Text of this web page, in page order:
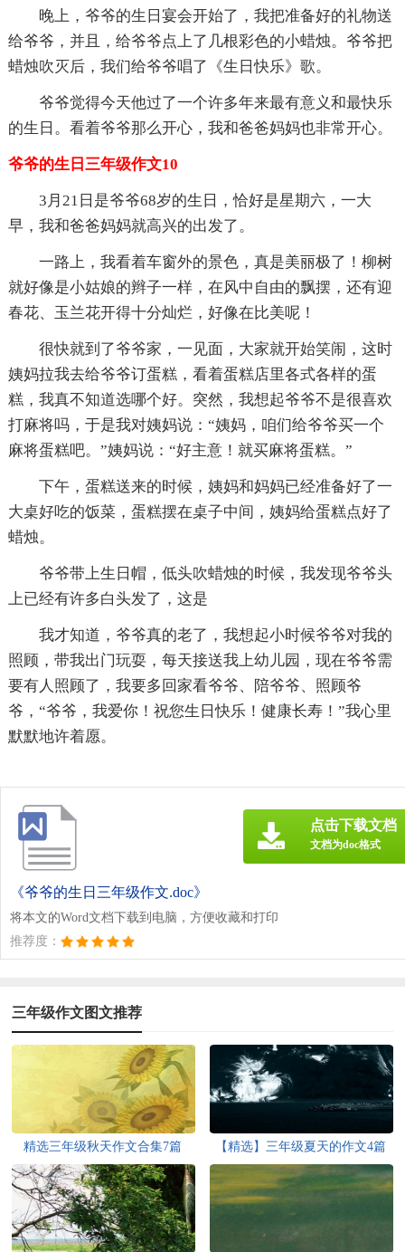
晚上，爷爷的生日宴会开始了，我把准备好的礼物送
给爷爷，并且，给爷爷点上了几根彩色的小蜡烛。爷爷把
蜡烛吹灭后，我们给爷爷唱了《生日快乐》歌。
爷爷觉得今天他过了一个许多年来最有意义和最快乐
的生日。看着爷爷那么开心，我和爸爸妈妈也非常开心。
爷爷的生日三年级作文10
3月21日是爷爷68岁的生日，恰好是星期六，一大
早，我和爸爸妈妈就高兴的出发了。
一路上，我看着车窗外的景色，真是美丽极了！柳树
就好像是小姑娘的辫子一样，在风中自由的飘摆，还有迎
春花、玉兰花开得十分灿烂，好像在比美呢！
很快就到了爷爷家，一见面，大家就开始笑闹，这时
姨妈拉我去给爷爷订蛋糕，看着蛋糕店里各式各样的蛋
糕，我真不知道选哪个好。突然，我想起爷爷不是很喜欢
打麻将吗，于是我对姨妈说：“姨妈，咱们给爷爷买一个
麻将蛋糕吧。”姨妈说：“好主意！就买麻将蛋糕。”
下午，蛋糕送来的时候，姨妈和妈妈已经准备好了一
大桌好吃的饭菜，蛋糕摆在桌子中间，姨妈给蛋糕点好了
蜡烛。
爷爷带上生日帽，低头吹蜡烛的时候，我发现爷爷头
上已经有许多白头发了，这是
我才知道，爷爷真的老了，我想起小时候爷爷对我的
照顾，带我出门玩耍，每天接送我上幼儿园，现在爷爷需
要有人照顾了，我要多回家看爷爷、陪爷爷、照顾爷
爷，“爷爷，我爱你！祝您生日快乐！健康长寿！”我心里
默默地许着愿。
《爷爷的生日三年级作文.doc》
将本文的Word文档下载到电脑，方便收藏和打印
推荐度：
点击下载文档
文档为doc格式
三年级作文图文推荐
精选三年级秋天作文合集7篇 【精选】三年级夏天的作文4篇